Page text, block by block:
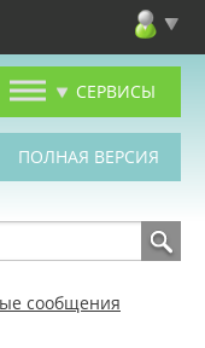
СЕРВИСЫ
сообщения